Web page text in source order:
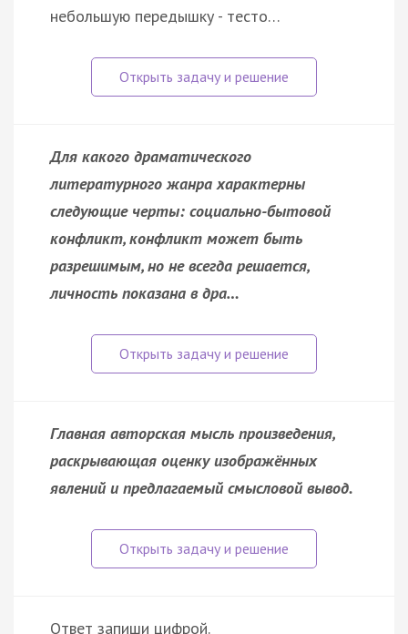
небольшую передышку - тесто…
Для какого драматического
литературного жанра характерны
следующие черты: социально-бытовой
конфликт, конфликт может быть
разрешимым, но не всегда решается,
личность показана в дра…
Главная авторская мысль произведения,
раскрывающая оценку изображённых
явлений и предлагаемый смысловой вывод.
Ответ запиши цифрой.